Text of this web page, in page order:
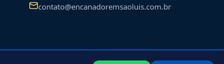
contato@encanadoremsaoluis.com.br